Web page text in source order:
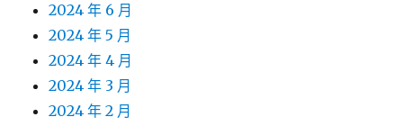
2024 年 6 月
2024 年 5 月
2024 年 4 月
2024 年 3 月
2024 年 2 月